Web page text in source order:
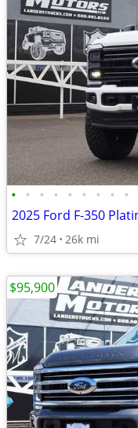
• • • • • • • • •
7/24 26k mi
$95,900